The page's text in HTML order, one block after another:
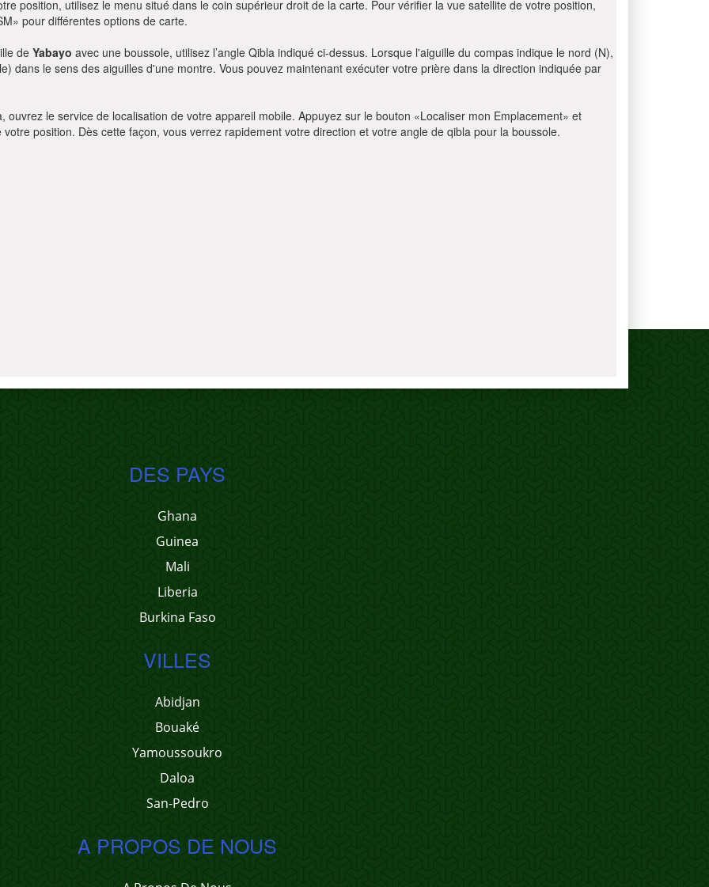
position, utilisez le menu situé dans le coin supérieur droit de la carte. Pour vérifier la vue satellite de votre position,
pour différentes options de carte.
de Yabayo avec une boussole, utilisez l’angle Qibla indiqué ci-dessus. Lorsque l'aiguille du compas indique le nord (N),
dans le sens des aiguilles d'une montre. Vous pouvez maintenant exécuter votre prière dans la direction indiquée par
le service de localisation de votre appareil mobile. Appuyez sur le bouton «Localiser mon Emplacement» et
position. Dès cette façon, vous verrez rapidement votre direction et votre angle de qibla pour la boussole.
DES PAYS
Ghana
Guinea
Mali
Liberia
Burkina Faso
VILLES
Abidjan
Bouaké
Yamoussoukro
Daloa
San-Pedro
A PROPOS DE NOUS